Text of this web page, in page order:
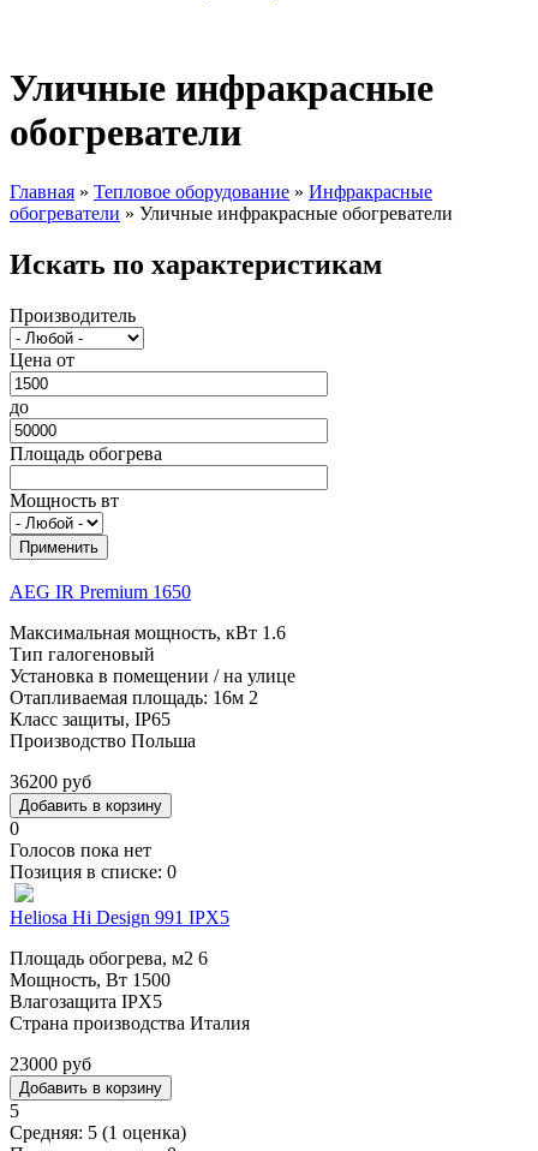
Уличные инфракрасные
обогреватели
Вы здесь
Главная » Тепловое оборудование » Инфракрасные
обогреватели » Уличные инфракрасные обогреватели
Искать по характеристикам
Производитель
Цена от
до
Площадь обогрева
Мощность вт
AEG IR Premium 1650
Максимальная мощность, кВт 1.6
Тип галогеновый
Установка в помещении / на улице
Отапливаемая площадь: 16м 2
Класс защиты, IP65
Производство Польша
36200 руб
0
Голосов пока нет
Позиция в списке: 0
Heliosa Hi Design 991 IPX5
Площадь обогрева, м2 6
Мощность, Вт 1500
Влагозащита IPX5
Страна производства Италия
23000 руб
5
Средняя: 5 (1 оценка)